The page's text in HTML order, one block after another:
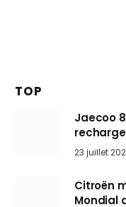
TOP
Jaecoo
arrive en
23 juillet
Citroën
Mondial